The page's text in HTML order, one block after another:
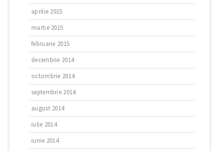
aprilie 2015
martie 2015
februarie 2015
decembrie 2014
octombrie 2014
septembrie 2014
august 2014
iulie 2014
iunie 2014